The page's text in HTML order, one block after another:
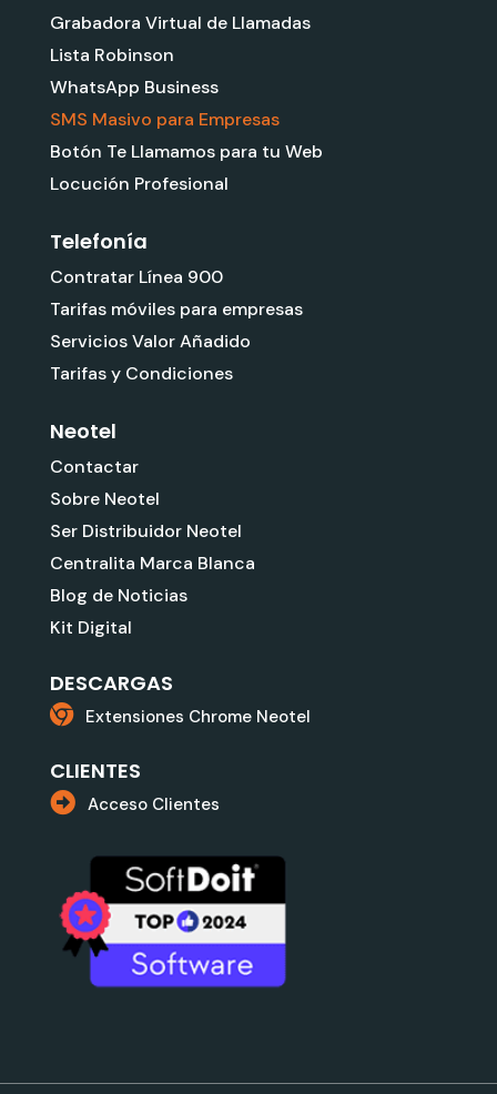
Grabadora Virtual de Llamadas
Lista Robinson
WhatsApp Business
SMS Masivo para Empresas
Botón Te Llamamos para tu Web
Locución Profesional
Telefonía
Contratar Línea 900
Tarifas móviles para empresas
Servicios Valor Añadido
Tarifas y Condiciones
Neotel
Contactar
Sobre Neotel
Ser Distribuidor Neotel
Centralita Marca Blanca
Blog de Noticias
Kit Digital
DESCARGAS
Extensiones Chrome Neotel
CLIENTES
Acceso Clientes